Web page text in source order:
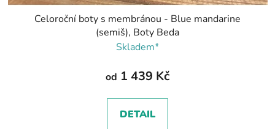
Celoroční boty s membránou - Blue mandarine
(semiš), Boty Beda
Skladem*
od 1 439 Kč
DETAIL